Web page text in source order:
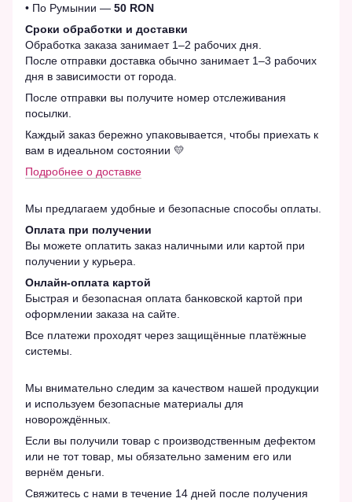
• По Румынии — 50 RON
Сроки обработки и доставки
Обработка заказа занимает 1–2 рабочих дня.
После отправки доставка обычно занимает 1–3 рабочих
дня в зависимости от города.
После отправки вы получите номер отслеживания
посылки.
Каждый заказ бережно упаковывается, чтобы приехать к
вам в идеальном состоянии 💛
Подробнее о доставке
Мы предлагаем удобные и безопасные способы оплаты.
Оплата при получении
Вы можете оплатить заказ наличными или картой при
получении у курьера.
Онлайн-оплата картой
Быстрая и безопасная оплата банковской картой при
оформлении заказа на сайте.
Все платежи проходят через защищённые платёжные
системы.
Мы внимательно следим за качеством нашей продукции
и используем безопасные материалы для
новорождённых.
Если вы получили товар с производственным дефектом
или не тот товар, мы обязательно заменим его или
вернём деньги.
Свяжитесь с нами в течение 14 дней после получения